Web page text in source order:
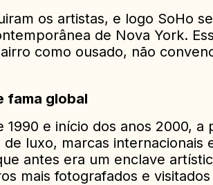
os artistas, e logo SoHo
de Nova York.
como ousado, não
fama global
1990 e início dos anos 2000, a
de luxo, marcas internacionais
antes era um enclave
mais fotografados e